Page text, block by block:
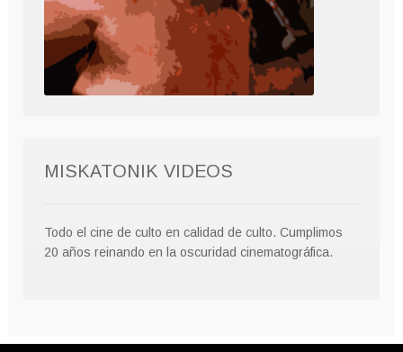
MISKATONIK VIDEOS
Todo el cine de culto en calidad de culto. Cumplimos
20 años reinando en la oscuridad cinematográfica.